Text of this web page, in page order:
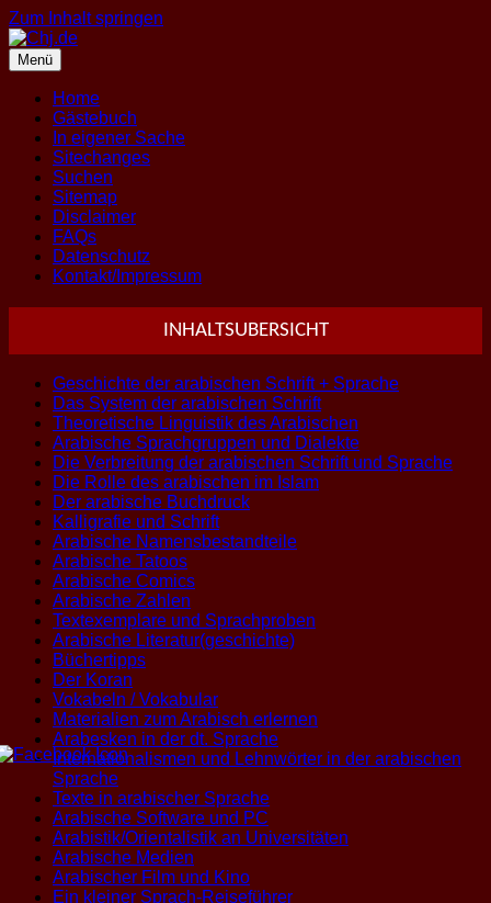
Zum Inhalt springen
Menü
Home
Gästebuch
In eigener Sache
Sitechanges
Suchen
Sitemap
Disclaimer
FAQs
Datenschutz
Kontakt/Impressum
INHALTSUBERSICHT
Geschichte der arabischen Schrift + Sprache
Das System der arabischen Schrift
Theoretische Linguistik des Arabischen
Arabische Sprachgruppen und Dialekte
Die Verbreitung der arabischen Schrift und Sprache
Die Rolle des arabischen im Islam
Der arabische Buchdruck
Kalligrafie und Schrift
Arabische Namensbestandteile
Arabische Tatoos
Arabische Comics
Arabische Zahlen
Textexemplare und Sprachproben
Arabische Literatur(geschichte)
Büchertipps
Der Koran
Vokabeln / Vokabular
Materialien zum Arabisch erlernen
Arabesken in der dt. Sprache
Internationalismen und Lehnwörter in der arabischen
Sprache
Texte in arabischer Sprache
Arabische Software und PC
Arabistik/Orientalistik an Universitäten
Arabische Medien
Arabischer Film und Kino
Ein kleiner Sprach-Reiseführer